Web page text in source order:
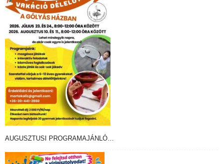
AUGUSZTUSI PROGRAMAJÁNLÓ…